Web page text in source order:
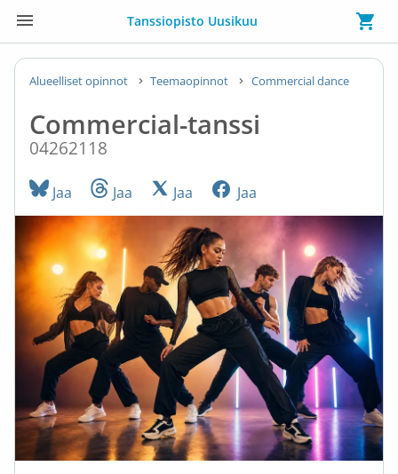
Tanssiopisto Uusikuu
Alueelliset opinnot Teemaopinnot Commercial dance
Commercial-tanssi
04262118
Jaa Jaa Jaa Jaa